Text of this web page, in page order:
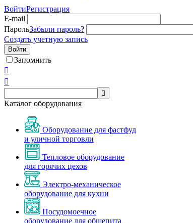
ВойтиРегистрация
E-mail
ПарольЗабыли пароль?
Создать учетную запись
Войти
Запомнить



Каталог оборудования
Оборудование для фастфуд
и уличной торговли
Тепловое оборудование
для горячих цехов
Электро-механическое
оборудование для кухни
Посудомоечное
оборудование для общепита